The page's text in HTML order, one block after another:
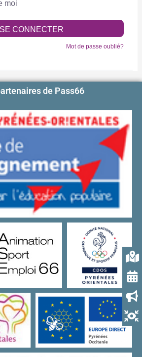
moi
SE CONNECTER
Mot de passe oublié?
de Pass66